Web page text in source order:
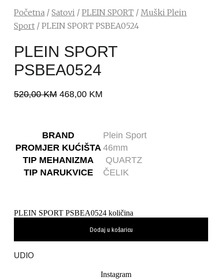
Početna / Satovi / PLEIN SPORT / Muški Plein
Sport / PLEIN SPORT PSBEA0524
PLEIN SPORT
PSBEA0524
520,00KM 468,00 KM
BRAND
Plein Sport
PROMJER KUĆIŠTA 46mm
TIP MEHANIZMA
QUARTZ
TIP NARUKVICE
ČELIK
PLEIN SPORT PSBEA0524 količina
Dodaj u košaricu
UDIO
Instagram